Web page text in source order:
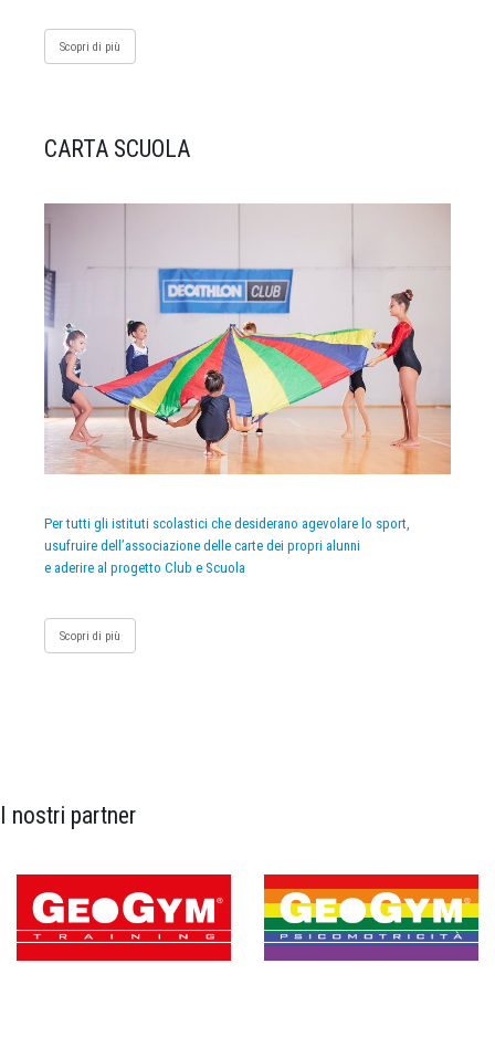
Scopri di più
CARTA SCUOLA
Per tutti gli istituti scolastici che desiderano agevolare lo sport,
usufruire dell’associazione delle carte dei propri alunni
e aderire al progetto Club e Scuola
Scopri di più
I nostri partner